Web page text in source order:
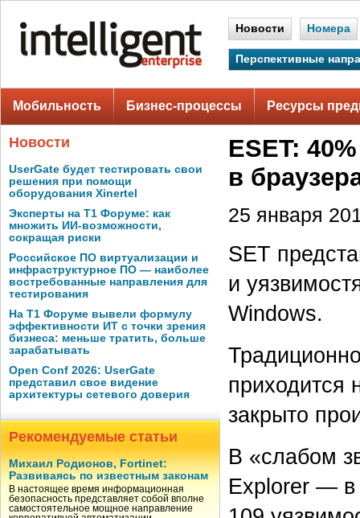
Новости Номера
Перспективные
Мобильность Бизнес-процессы Ресурсы
Новости
UserGate будет тестировать свои
решения при помощи
оборудования Xinertel
Эксперты на Т1 Форуме: как
множить ИИ-возможности,
сокращая риски
Российское ПО виртуализации и
инфраструктурное ПО — наиболее
востребованные направления для
тестирования
На Т1 Форуме вывели формулу
эффективности ИТ с точки зрения
бизнеса: меньше тратить, больше
зарабатывать
Open Conf 2026: UserGate
представил свое видение
архитектуры сетевого доверия
Рекомендуемые статьи
Михаил Родионов, Fortinet:
Развиваясь по известным законам
В настоящее время информационная
безопасность представляет собой вполне
самостоятельное мощное направление
ESET:
в
25 января
SET
и
Windows.
закрыто
В «слабом
Explorer — в